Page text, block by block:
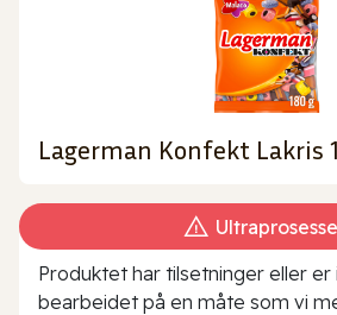
Lagerman Konfekt Lakris
Produktet har tilsetninger eller er
bearbeidet på en måte som vi